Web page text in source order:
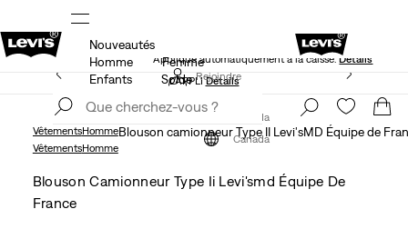
40 % DE RABAIS ADDITIONNEL SUR LES SOLDES.
Appliqué automatiquement à la caisse.Détails
Rejoindre
Canada
Nouveautés
Homme
Femme
Enfants
Solde
LE MEILLEUR DE LEVI'SMD – MAINTENANT DANS
L’APPLIDétails
maintenant
Canada
VêtementsHommeBlouson camionneur Type II Levi'sMD Équipe de
VêtementsHomme
Blouson Camionneur Type Ii Levi'smd Équipe De
France